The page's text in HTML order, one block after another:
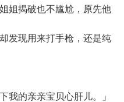
姐揭破也不尴尬，原先他
发现用来打手枪，还是纯
的亲亲宝贝心肝儿。」